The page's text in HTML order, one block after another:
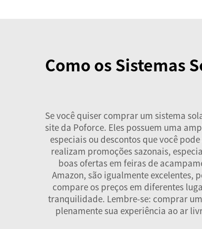
Como os Sistemas
Se você quiser comprar um sistema
site da Poforce. Eles possuem uma
especiais ou descontos que você
realizam promoções sazonais,
boas ofertas em feiras de
Amazon, são igualmente excelentes,
compare os preços em diferentes
tranquilidade. Lembre-se: comprar
plenamente sua experiência ao ar